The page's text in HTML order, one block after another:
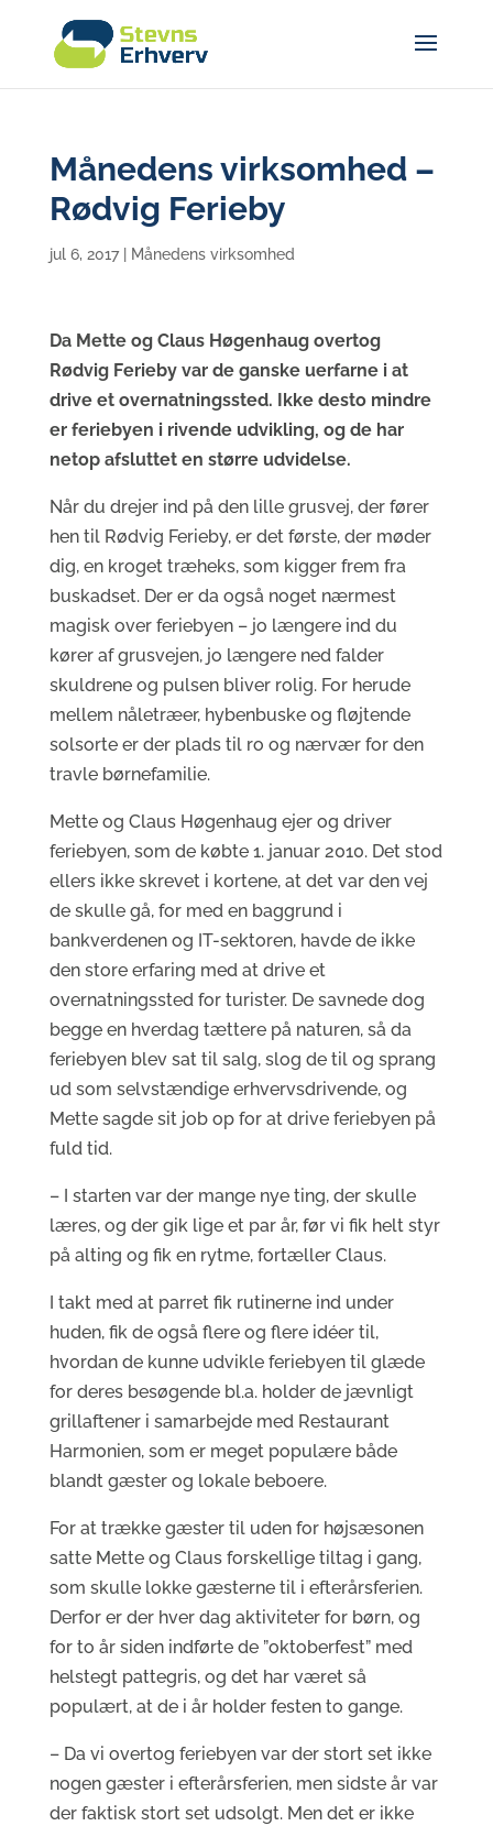
Månedens virksomhed –
Rødvig Ferieby
jul 6, 2017| Månedens virksomhed
Da Mette og Claus Høgenhaug overtog
Rødvig Ferieby var de ganske uerfarne i at
drive et overnatningssted. Ikke desto mindre
er feriebyen i rivende udvikling, og de har
netop afsluttet en større udvidelse.
Når du drejer ind på den lille grusvej, der fører
hen til Rødvig Ferieby, er det første, der møder
dig, en kroget træheks, som kigger frem fra
buskadset. Der er da også noget nærmest
magisk over feriebyen – jo længere ind du
kører af grusvejen, jo længere ned falder
skuldrene og pulsen bliver rolig. For herude
mellem nåletræer, hybenbuske og fløjtende
solsorte er der plads til ro og nærvær for den
travle børnefamilie.
Mette og Claus Høgenhaug ejer og driver
feriebyen, som de købte 1. januar 2010. Det stod
ellers ikke skrevet i kortene, at det var den vej
de skulle gå, for med en baggrund i
bankverdenen og IT-sektoren, havde de ikke
den store erfaring med at drive et
overnatningssted for turister. De savnede dog
begge en hverdag tættere på naturen, så da
feriebyen blev sat til salg, slog de til og sprang
ud som selvstændige erhvervsdrivende, og
Mette sagde sit job op for at drive feriebyen på
fuld tid.
– I starten var der mange nye ting, der skulle
læres, og der gik lige et par år, før vi fik helt styr
på alting og fik en rytme, fortæller Claus.
I takt med at parret fik rutinerne ind under
huden, fik de også flere og flere idéer til,
hvordan de kunne udvikle feriebyen til glæde
for deres besøgende bl.a. holder de jævnligt
grillaftener i samarbejde med Restaurant
Harmonien, som er meget populære både
blandt gæster og lokale beboere.
For at trække gæster til uden for højsæsonen
satte Mette og Claus forskellige tiltag i gang,
som skulle lokke gæsterne til i efterårsferien.
Derfor er der hver dag aktiviteter for børn, og
for to år siden indførte de ”oktoberfest” med
helstegt pattegris, og det har været så
populært, at de i år holder festen to gange.
– Da vi overtog feriebyen var der stort set ikke
nogen gæster i efterårsferien, men sidste år var
der faktisk stort set udsolgt. Men det er ikke